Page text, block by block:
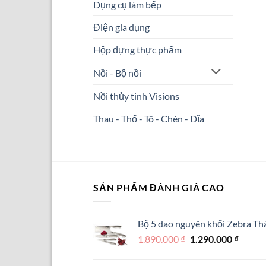
Dụng cụ làm bếp
Điện gia dụng
Hộp đựng thực phẩm
Nồi - Bộ nồi
Nồi thủy tinh Visions
Thau - Thố - Tô - Chén - Dĩa
SẢN PHẨM ĐÁNH GIÁ CAO
Bộ 5 dao nguyên khối Zebra
1.890.000₫ Giá
1.290.000 ₫Giá